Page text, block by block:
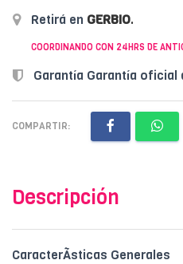
Retirá en GERBIO.
COORDINANDO CON 24HRS DE
Garantía Garantía
COMPARTIR:
Descripción
CaracterÃ­sticas Generales